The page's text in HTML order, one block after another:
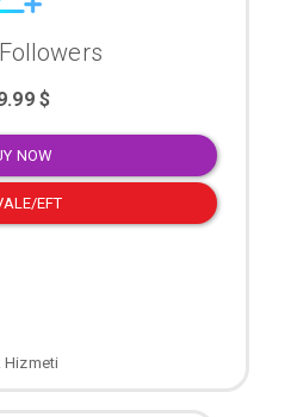
Followers
$
NOW
EFT
Hizmeti